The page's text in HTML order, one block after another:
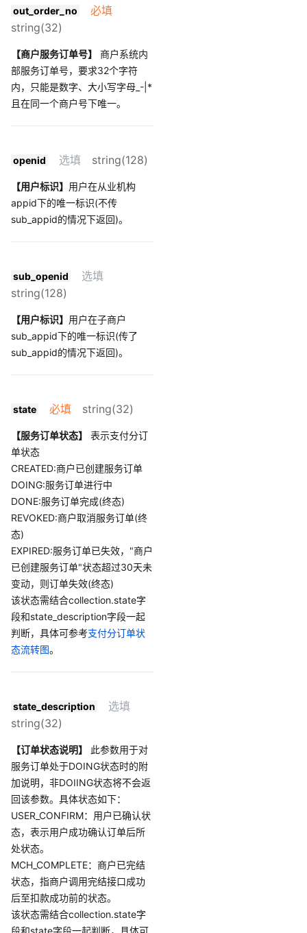
out_order_no
必填
string(32)
【商户服务订单号】
商户系统内
部服务订单号，要求32个字符
内，只能是数字、大小写字母_-|*
且在同一个商户号下唯一。
openid 选填 string(128)
【用户标识】 用户在从业机构
appid下的唯一标识(不传
sub_appid的情况下返回)。
sub_openid
选填
string(128)
【用户标识】 用户在子商户
sub_appid下的唯一标识(传了
sub_appid的情况下返回)。
state 必填 string(32)
【服务订单状态】
表示支付分订
单状态
CREATED:商户已创建服务订单
DOING:服务订单进行中
DONE:服务订单完成(终态)
REVOKED:商户取消服务订单(终
态)
EXPIRED:服务订单已失效，"商户
已创建服务订单"状态超过30天未
变动，则订单失效(终态)
该状态需结合collection.state字
段和state_description字段一起
判断，具体可参考支付分订单状
态流转图。
state_description
选填
string(32)
【订单状态说明】
此参数用于对
服务订单处于DOING状态时的附
加说明，非DOIING状态将不会返
回该参数。具体状态如下：
USER_CONFIRM：用户已确认状
态，表示用户成功确认订单后所
处状态。
MCH_COMPLETE：商户已完结
状态，指商户调用完结接口成功
后至扣款成功前的状态。
该状态需结合collection.state字
段和state字段一起判断，具体可